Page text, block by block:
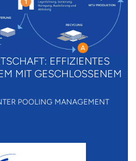
EFFIZIENTES
MIT GESCHLOSSENEM
POOLING MANAGEMENT